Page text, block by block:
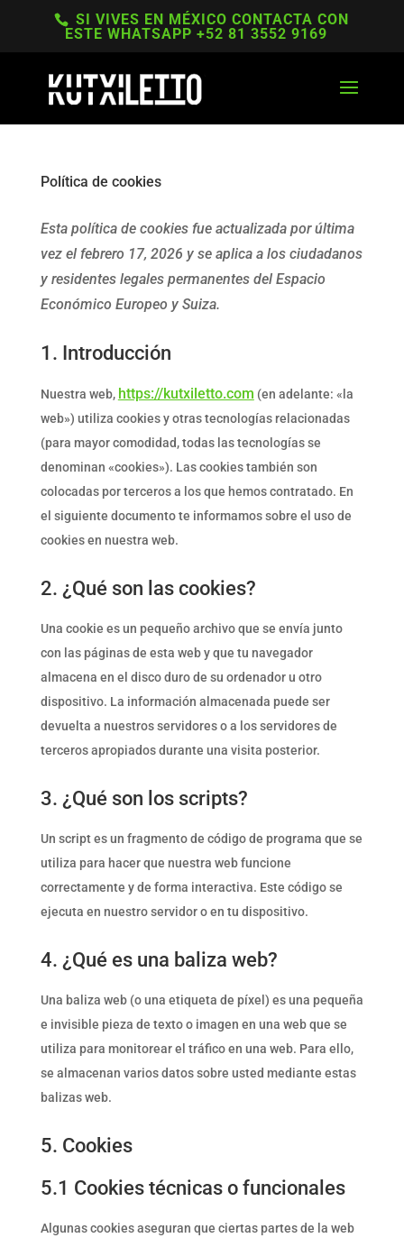
SI VIVES EN MÉXICO CONTACTA CON
ESTE WHATSAPP +52 81 3552 9169
Política de cookies
Esta política de cookies fue actualizada por última
vez el febrero 17, 2026 y se aplica a los ciudadanos
y residentes legales permanentes del Espacio
Económico Europeo y Suiza.
1. Introducción
Nuestra web, https://kutxiletto.com (en adelante: «la
web») utiliza cookies y otras tecnologías relacionadas
(para mayor comodidad, todas las tecnologías se
denominan «cookies»). Las cookies también son
colocadas por terceros a los que hemos contratado. En
el siguiente documento te informamos sobre el uso de
cookies en nuestra web.
2. ¿Qué son las cookies?
Una cookie es un pequeño archivo que se envía junto
con las páginas de esta web y que tu navegador
almacena en el disco duro de su ordenador u otro
dispositivo. La información almacenada puede ser
devuelta a nuestros servidores o a los servidores de
terceros apropiados durante una visita posterior.
3. ¿Qué son los scripts?
Un script es un fragmento de código de programa que se
utiliza para hacer que nuestra web funcione
correctamente y de forma interactiva. Este código se
ejecuta en nuestro servidor o en tu dispositivo.
4. ¿Qué es una baliza web?
Una baliza web (o una etiqueta de píxel) es una pequeña
e invisible pieza de texto o imagen en una web que se
utiliza para monitorear el tráfico en una web. Para ello,
se almacenan varios datos sobre usted mediante estas
balizas web.
5. Cookies
5.1 Cookies técnicas o funcionales
Algunas cookies aseguran que ciertas partes de la web